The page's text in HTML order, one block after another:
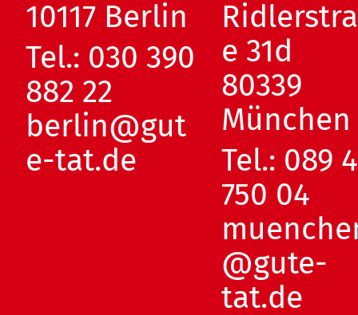
10117 Berlin
Tel.: 030 390
882 22
berlin@gut
e-tat.de
e 31d
80339
München
Tel.: 089
750 04
@gute-
tat.de